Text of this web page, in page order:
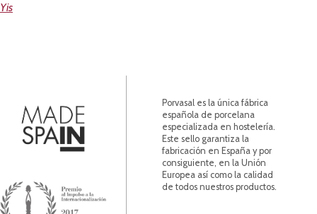
Yis
Porvasal es la única fábrica
española de porcelana
especializada en hostelería.
Este sello garantiza la
fabricación en España y por
consiguiente, en la Unión
Europea así como la calidad
de todos nuestros productos.